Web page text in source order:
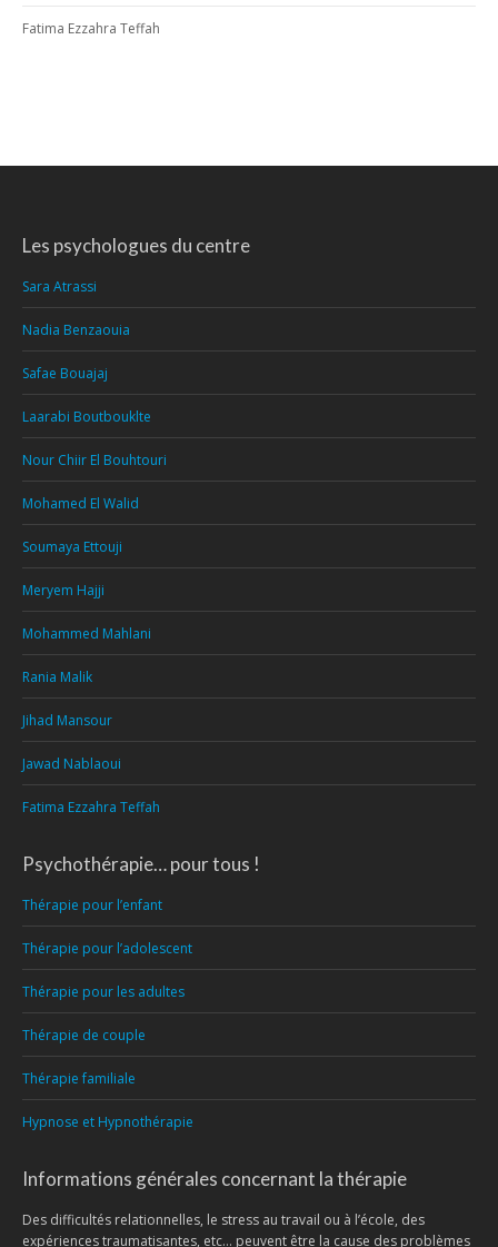
Fatima Ezzahra Teffah
Les psychologues du centre
Sara Atrassi
Nadia Benzaouia
Safae Bouajaj
Laarabi Boutbouklte
Nour Chiir El Bouhtouri
Mohamed El Walid
Soumaya Ettouji
Meryem Hajji
Mohammed Mahlani
Rania Malik
Jihad Mansour
Jawad Nablaoui
Fatima Ezzahra Teffah
Psychothérapie… pour tous !
Thérapie pour l’enfant
Thérapie pour l’adolescent
Thérapie pour les adultes
Thérapie de couple
Thérapie familiale
Hypnose et Hypnothérapie
Informations générales concernant la thérapie
Des difficultés relationnelles, le stress au travail ou à l’école, des
expériences traumatisantes, etc… peuvent être la cause des problèmes